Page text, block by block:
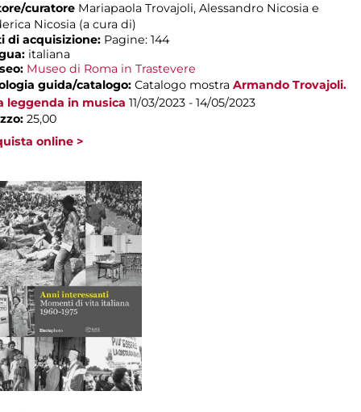
curatore Mariapaola Trovajoli, Alessandro Nicosia e
Nicosia (a cura di)
di acquisizione: Pagine: 144
italiana
Museo di Roma in Trastevere
guida/catalogo: Catalogo mostra Armando Trovajoli.
leggenda in musica 11/03/2023 - 14/05/2023
25,00
online >